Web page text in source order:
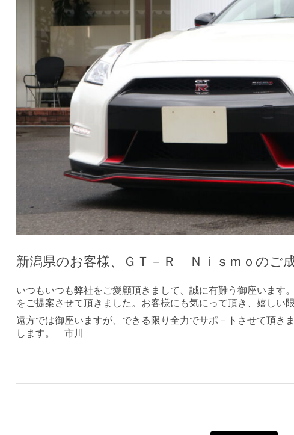
新潟県のお客様、ＧＴ－Ｒ Ｎｉｓｍｏのご
いつもいつも弊社をご愛顧頂きまして、誠に有難う御座います
をご提案させて頂きました。お客様にも気にって頂き、嬉しい
遠方では御座いますが、できる限り全力でサポ－トさせて頂き
します。 市川